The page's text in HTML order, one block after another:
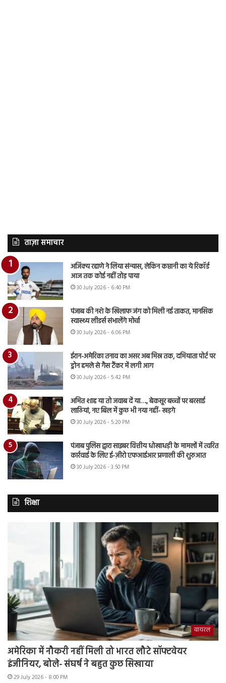
ताज़ा समाचार
अजिंक्य रहाणे ने लिया संन्यास, लेकिन कप्तानी का ये रिकॉर्ड
आज तक कोई नहीं तोड़ पाया
30 July 2026 - 6:40 PM
पंजाब की नशे के खिलाफ जंग को मिली नई ताकत, मानसिक
स्वास्थ्य लीडर्स संभालेंगे मोर्चा
30 July 2026 - 6:06 PM
ईरान-अमेरिका तनाव का असर अब मिस्र तक, दमियाता पोर्ट पर
ड्रोन हमले से गैस टैंकर में लगी आग
30 July 2026 - 5:42 PM
अमित शाह या तो जवाब दें या…., बेकसूर बच्चों पर बरसाई
लाठियां, नए बिल में कुछ भी नया नहीं- खड़गे
30 July 2026 - 5:20 PM
पंजाब पुलिस द्वारा साइबर वित्तीय धोखाधड़ी के मामलों में त्वरित
कार्रवाई के लिए ई-ज़ीरो एफआईआर प्रणाली की शुरुआत
30 July 2026 - 3:50 PM
शिक्षा
वायरल
अमेरिका में नौकरी नहीं मिली तो भारत लौटे सॉफ्टवेयर
इंजीनियर, बोले- संघर्ष ने बहुत कुछ सिखाया
29 July 2026 - 8:00 PM